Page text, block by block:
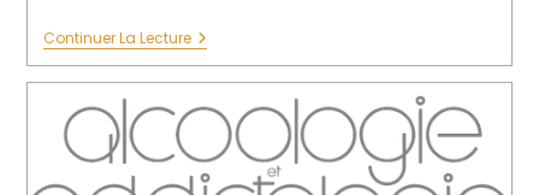
Continuer La Lecture